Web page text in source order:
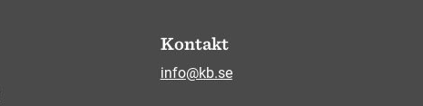
Kontakt
info@kb.se